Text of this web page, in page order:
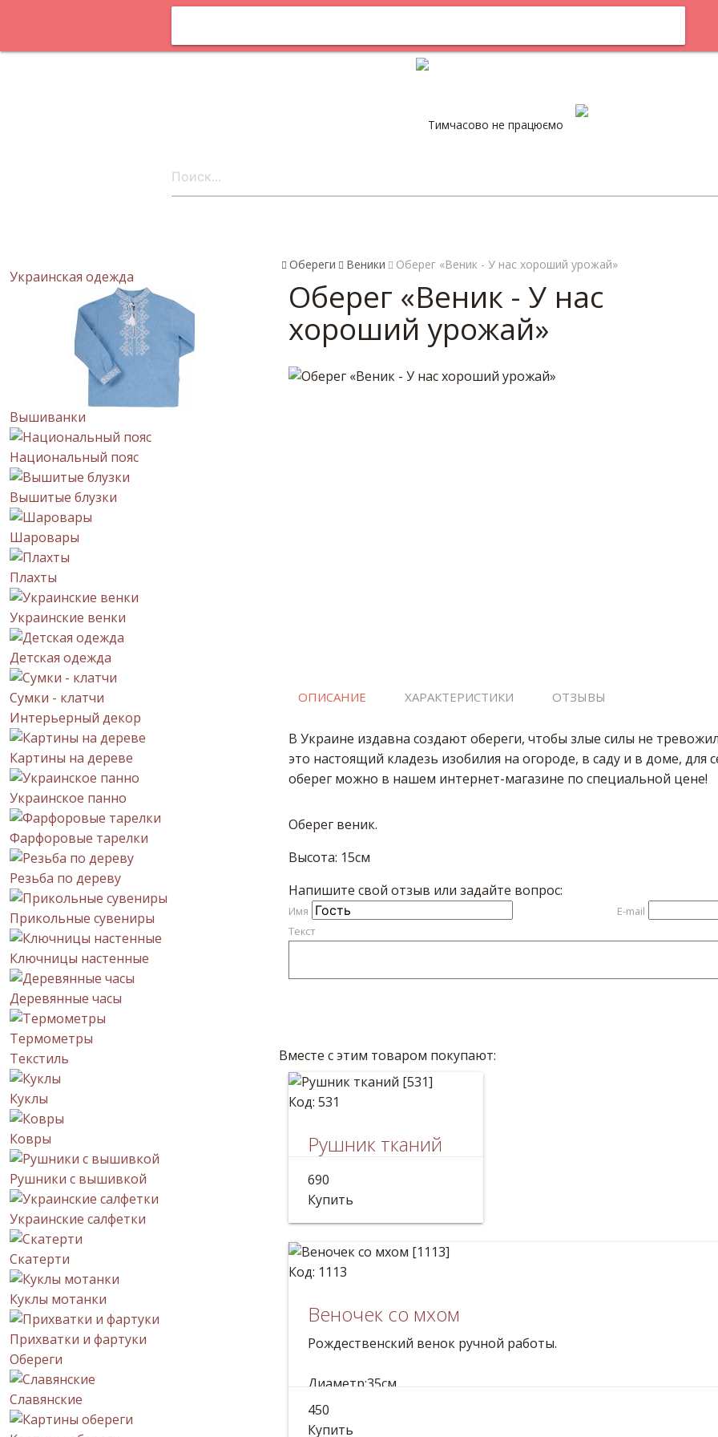
Тимчасово не працюємо
Украинская одежда
Вышиванки
Национальный пояс
Вышитые блузки
Шаровары
Плахты
Украинские венки
Детская одежда
Сумки - клатчи
Интерьерный декор
Картины на дереве
Украинское панно
Фарфоровые тарелки
Резьба по дереву
Прикольные сувениры
Ключницы настенные
Деревянные часы
Термометры
Текстиль
Куклы
Ковры
Рушники с вышивкой
Украинские салфетки
Скатерти
Куклы мотанки
Прихватки и фартуки
Обереги
Славянские
Обереги Веники Оберег «Веник - У нас хороший урожай»
Оберег «Веник - У нас
хороший урожай»
ОПИСАНИЕ ХАРАКТЕРИСТИКИ ОТЗЫВЫ
В Украине издавна создают обереги, чтобы злые силы не
это настоящий кладезь изобилия на огороде, в саду и в доме,
оберег можно в нашем интернет-магазине по специальной цене!
Оберег веник.
Высота: 15см
Напишите свой отзыв или задайте вопрос:
Имя
E-mail
Текст
Вместе с этим товаром покупают:
Код: 531
Рушник тканий
Рушник тканый льняной
Длина: 2м
690
Купить
Код: 1113
Веночек со мхом
Рождественский венок ручной работы.
Диаметр:35см
Состав:
450
Купить